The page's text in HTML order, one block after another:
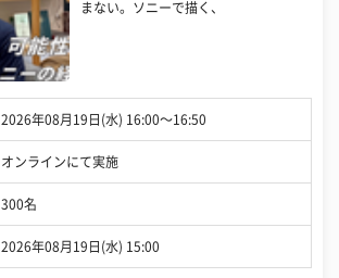
まない。ソニーで描く、
2026年08月19日(水) 16:00〜16:50
オンラインにて実施
300名
2026年08月19日(水) 15:00